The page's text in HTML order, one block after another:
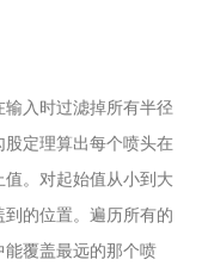
入时过滤掉所有半径
定理算出每个喷头在
。对起始值从小到大
的位置。遍历所有的
覆盖最远的那个喷